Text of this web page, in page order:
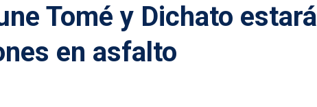
Tomé y Dichato estará
en asfalto